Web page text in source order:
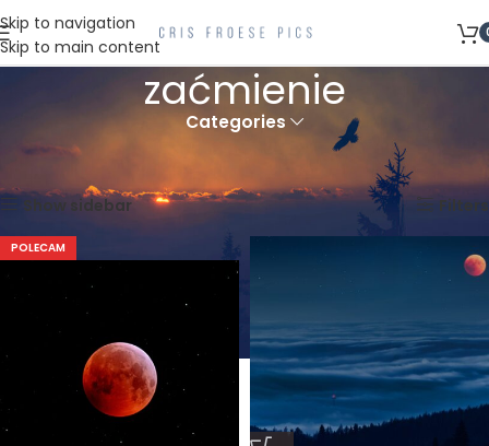
Skip to navigation
Skip to main content
zaćmienie
Categories
Strona główna
Produkty oznaczone “zaćmienie”
Show sidebar Filters
POLECAM